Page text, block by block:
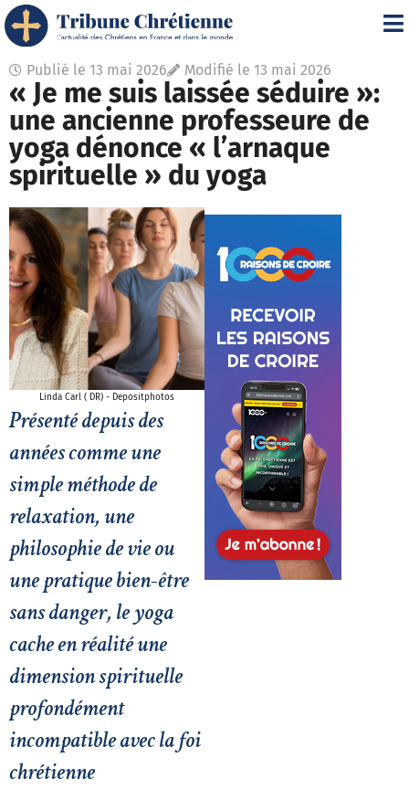
Publié le 13 mai 2026 Modifié le 13 mai 2026
« Je me suis laissée séduire »:
une ancienne professeure de
yoga dénonce « l’arnaque
spirituelle » du yoga
Linda Carl ( DR) - Depositphotos
Présenté depuis des
années comme une
simple méthode de
relaxation, une
philosophie de vie ou
une pratique bien-être
sans danger, le yoga
cache en réalité une
dimension spirituelle
profondément
incompatible avec la foi
chrétienne